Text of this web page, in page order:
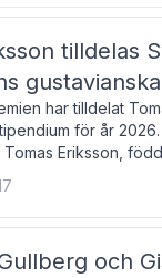
tilldelas
har tilldelat
för år
Eriksson,
marknadsföring
boken Syndabocken.
och